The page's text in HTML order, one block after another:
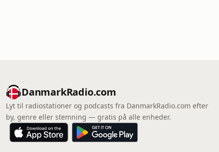
DanmarkRadio.com
Lyt til radiostationer og podcasts fra DanmarkRadio.com efter
by, genre eller stemning — gratis på alle enheder.